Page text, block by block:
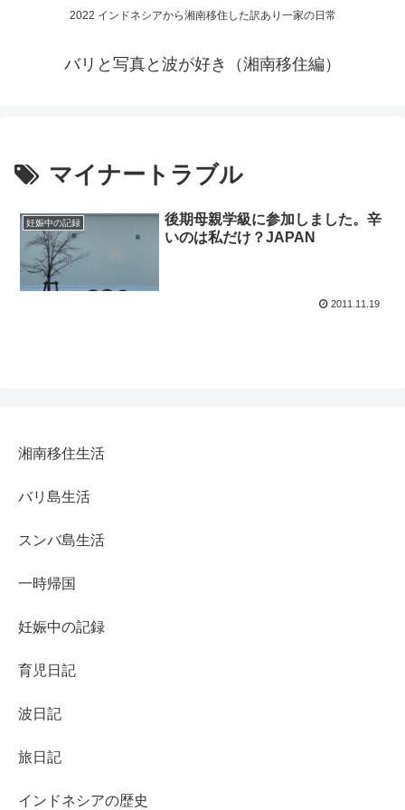
2022 インドネシアから湘南移住した訳あり一家の日常
バリと写真と波が好き（湘南移住編）
マイナートラブル
妊娠中の記録
後期母親学級に参加しました。辛
いのは私だけ？JAPAN
2011.11.19
湘南移住生活
バリ島生活
スンバ島生活
一時帰国
妊娠中の記録
育児日記
波日記
旅日記
インドネシアの歴史